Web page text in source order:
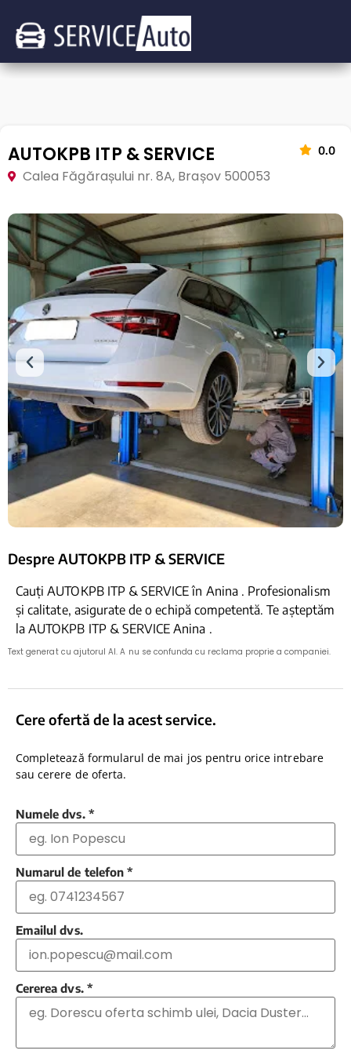
AUTOKPB ITP & SERVICE 0.0
Calea Făgărașului nr. 8A, Brașov 500053
Despre AUTOKPB ITP & SERVICE
Cauți AUTOKPB ITP & SERVICE în Anina . Profesionalism
și calitate, asigurate de o echipă competentă. Te așteptăm
la AUTOKPB ITP & SERVICE Anina .
Text generat cu ajutorul AI. A nu se confunda cu reclama proprie a companiei.
Cere ofertă de la acest service.
Completează formularul de mai jos pentru orice intrebare
sau cerere de oferta.
Numele dvs. *
Numarul de telefon *
Emailul dvs.
Cererea dvs. *